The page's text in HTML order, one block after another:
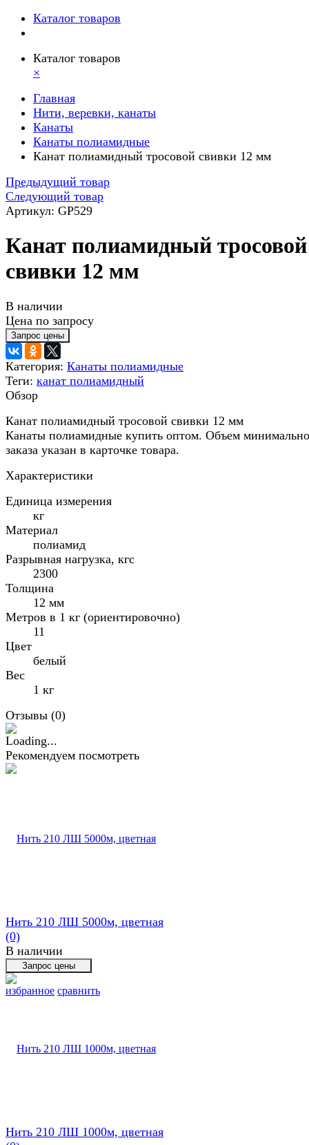
Каталог товаров
Каталог товаров
×
Главная
Нити, веревки, канаты
Канаты
Канаты полиамидные
Канат полиамидный тросовой свивки 12 мм
Предыдущий товар
Следующий товар
Артикул: GP529
Канат полиамидный тросовой
свивки 12 мм
В наличии
Цена по запросу
Категория: Канаты полиамидные
Теги: канат полиамидный
Обзор
Канат полиамидный тросовой свивки 12 мм
Канаты полиамидные купить оптом. Объем
заказа указан в карточке товара.
Характеристики
Единица измерения
кг
Материал
полиамид
Разрывная нагрузка, кгс
2300
Толщина
12 мм
Метров в 1 кг (ориентировочно)
11
Цвет
белый
Вес
1 кг
Отзывы (0)
Рекомендуем посмотреть
избранное сравнить
Нить 210 ЛШ 5000м, цветная
(0)
В наличии
Нить 210 ЛШ 1000м, цветная